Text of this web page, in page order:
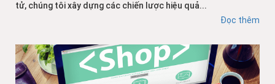
tử, chúng tôi xây dựng các chiến lược hiệu quả...
Đọc thêm